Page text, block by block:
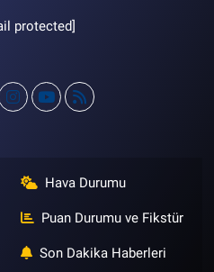
protected]
Hava Durumu
Puan Durumu ve Fikstür
Son Dakika Haberleri